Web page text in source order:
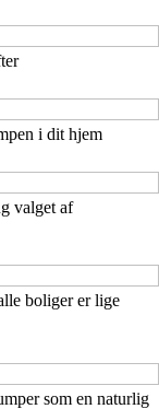
i dit hjem
valget af
boliger er lige
som en naturlig